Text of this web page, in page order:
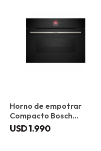
Horno de empotrar
Compacto Bosch
CBG7341B1
USD1.990